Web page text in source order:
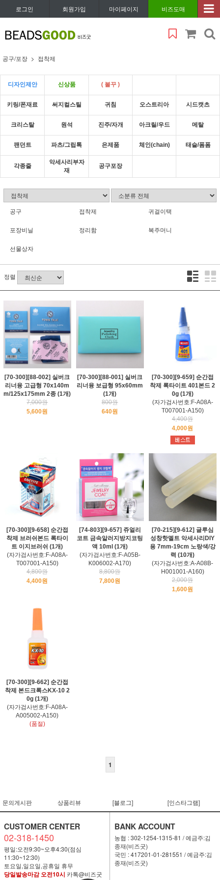
로그인 회원가입 마이페이지 비즈도매
공구/포장 접착제
디자인제안 신상품 ( 볼꾸 )
키링/폰재료 써지컬스틸 귀침 오스트리아 시드캣츠
크리스탈 원석 진주/자개 아크릴/우드 메탈
팬던트 파츠/그립톡 은제품 체인(chain) 태슬/폼폼
각종줄
악세사리부자
재
공구포장
공구 접착제 귀걸이택
포장비닐 정리함 복주머니
선물상자
정렬
[70-300][88-002] 실버크
리너융 고급형 70x140m
m/125x175mm 2종 (1개)
7,000원
5,600원
[70-300][88-001] 실버크
리너융 보급형 95x60mm
(1개)
800원
640원
[70-300][9-659] 순간접
착제 록타이트 401본드 2
0g (1개)
(자가검사번호:F-A08A-
T007001-A150)
4,400원
4,000원
[70-300][9-658] 순간접
착제 브러쉬본드 록타이
트 이지브러쉬 (1개)
(자가검사번호:F-A08A-
T007001-A150)
4,800원
4,400원
[74-803][9-657] 쥬얼리
코트 금속알러지방지코팅
액 10ml (1개)
(자가검사번호:F-A05B-
K006002-A170)
8,800원
7,800원
[70-215][9-612] 글루심
성창핫멜트 악세사리DIY
용 7mm-19cm 노랑색/강
력 (10개)
(자가검사번호:A-A08B-
H001001-A160)
2,000원
1,600원
[70-300][9-662] 순간접
착제 본드크록스KX-10 2
0g (1개)
(자가검사번호:F-A08A-
A005002-A150)
(품절)
1
문의게시판 상품리뷰 [블로그] [인스타그램]
CUSTOMER CENTER
02-318-1450
평일:오전9:30~오후4:30(점심
11:30~12:30)
토요일,일요일,공휴일 휴무
당일발송마감 오전10시 카톡@비즈굿
BANK ACCOUNT
농협 : 302-1254-1315-81 / 예금주:김
종재(비즈굿)
국민 : 417201-01-281551 / 예금주:김
종재(비즈굿)